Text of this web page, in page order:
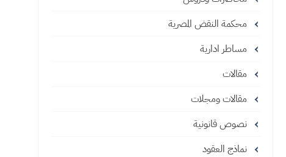
محكمة النقض المصرية
مساطر ادارية
مقالات
مقالات ومجلات
نصوص قانونية
نماذج العقود